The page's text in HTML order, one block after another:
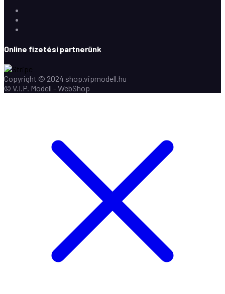
Online fizetési partnerünk
Copyright © 2024 shop.vipmodell.hu
© V.I.P. Modell - WebShop